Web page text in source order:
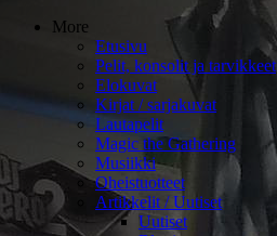
More
Etusivu
Pelit, konsolit ja tarvikkeet
Elokuvat
Kirjat / sarjakuvat
Lautapelit
Magic the Gathering
Musiikki
Oheistuotteet
Artikkelit / Uutiset
Uutiset